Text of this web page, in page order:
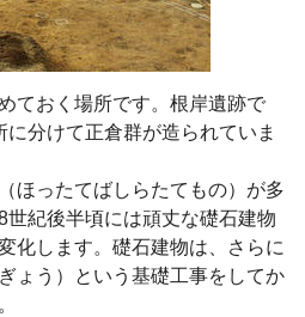
ておく場所です。根岸遺跡で
分けて正倉群が造られていま
ほったてばしらたてもの）が多
世紀後半頃には頑丈な礎石建物
化します。礎石建物は、さらに
ょう）という基礎工事をしてか